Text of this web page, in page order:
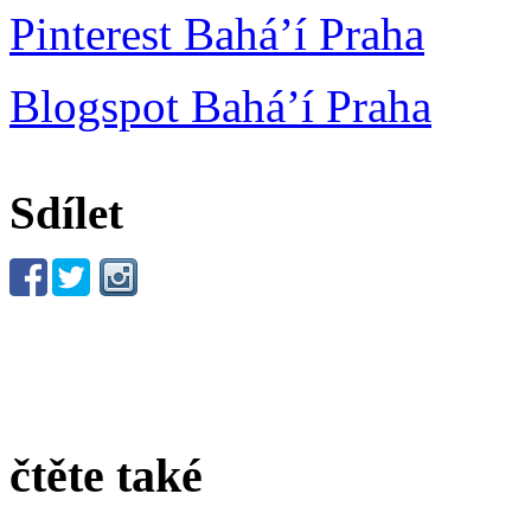
Pinterest Bahá’í Praha
Blogspot Bahá’í Praha
Sdílet
čtěte také